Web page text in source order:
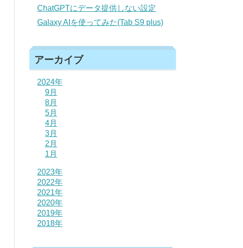
ChatGPTにデータ提供しない設定
Galaxy AIを使ってみた(Tab S9 plus)
アーカイブ
2024年
9月
8月
5月
4月
3月
2月
1月
2023年
2022年
2021年
2020年
2019年
2018年